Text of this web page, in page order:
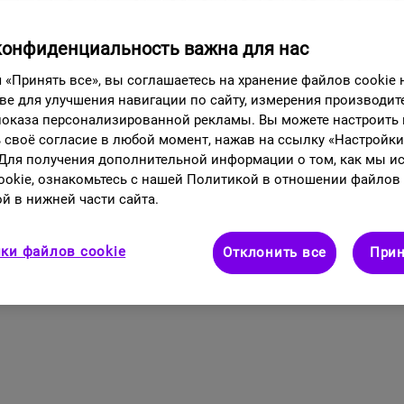
крови непрерывно погибают и обновляются.
1 неделю, а гранулоциты (разновидность
клетках крови, костный мозг вырабатывает
повреждение костного мозга, в
важна для нас
все», вы соглашаетесь на хранение файлов cookie
для улучшения навигации по сайту, измерения
персонализированной рекламы. Вы можете настроить
своё согласие в любой момент, нажав на ссылку
получения дополнительной информации о том, как мы
ознакомьтесь с нашей Политикой в отношении файлов
в нижней части сайта.
файлов cookie Отклонить все